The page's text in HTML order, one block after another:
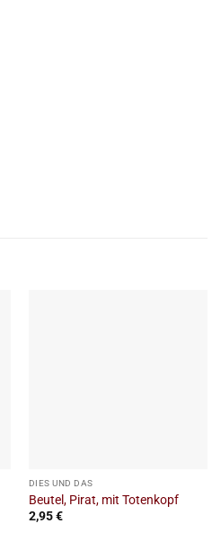
DIES UND DAS
Beutel, Pirat, mit Totenkopf
2,95€